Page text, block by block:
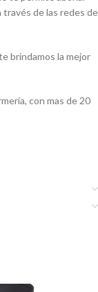
través de las redes de
brindamos la mejor
con mas de 20